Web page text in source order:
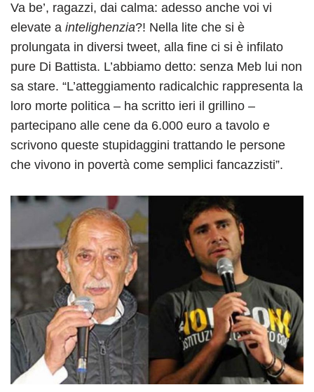
Va be’, ragazzi, dai calma: adesso anche voi vi
elevate a intelighenzia?! Nella lite che si è
prolungata in diversi tweet, alla fine ci si è infilato
pure Di Battista. L’abbiamo detto: senza Meb lui non
sa stare. “L’atteggiamento radicalchic rappresenta la
loro morte politica – ha scritto ieri il grillino –
partecipano alle cene da 6.000 euro a tavolo e
scrivono queste stupidaggini trattando le persone
che vivono in povertà come semplici fancazzisti”.